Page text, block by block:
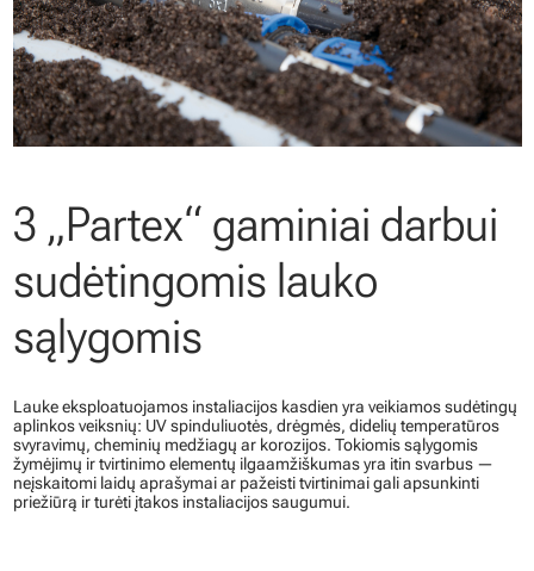
3 „Partex“ gaminiai darbui
sudėtingomis lauko
sąlygomis
Lauke eksploatuojamos instaliacijos kasdien yra veikiamos sudėtingų
aplinkos veiksnių: UV spinduliuotės, drėgmės, didelių temperatūros
svyravimų, cheminių medžiagų ar korozijos. Tokiomis sąlygomis
žymėjimų ir tvirtinimo elementų ilgaamžiškumas yra itin svarbus —
neįskaitomi laidų aprašymai ar pažeisti tvirtinimai gali apsunkinti
priežiūrą ir turėti įtakos instaliacijos saugumui.